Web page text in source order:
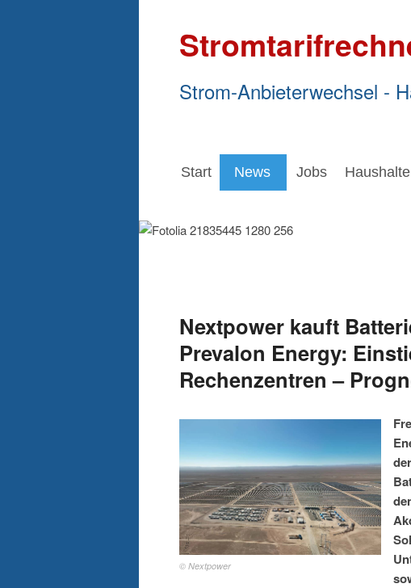
Strom-Anbieterwechsel -
Start News Jobs Haushalte
Nextpower kauft
Prevalon Energy:
Rechenzentren –
© Nextpower